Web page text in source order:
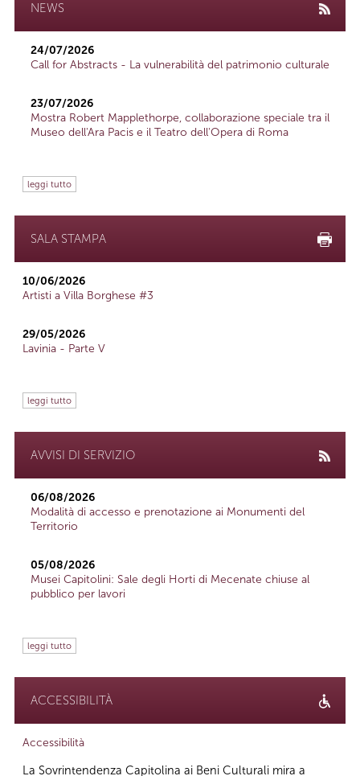
NEWS
24/07/2026
Call for Abstracts - La vulnerabilità del patrimonio culturale
23/07/2026
Mostra Robert Mapplethorpe, collaborazione speciale tra il
Museo dell'Ara Pacis e il Teatro dell'Opera di Roma
leggi tutto
SALA STAMPA
10/06/2026
Artisti a Villa Borghese #3
29/05/2026
Lavinia - Parte V
leggi tutto
AVVISI DI SERVIZIO
06/08/2026
Modalità di accesso e prenotazione ai Monumenti del
Territorio
05/08/2026
Musei Capitolini: Sale degli Horti di Mecenate chiuse al
pubblico per lavori
leggi tutto
ACCESSIBILITÀ
Accessibilità
La Sovrintendenza Capitolina ai Beni Culturali mira a